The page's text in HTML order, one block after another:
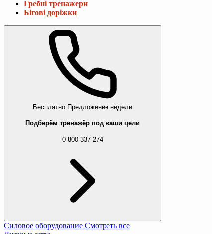
Гребні тренажери
Бігові доріжки
Бесплатно Предложение недели
Подберём тренажёр под ваши цели
0 800 337 274
Силовое оборудование Смотреть все